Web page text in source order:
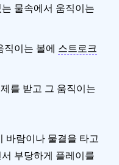
물속에서 움직이는
직이는 볼에 스트로크
를 받고 그 움직이는
바람이나 물결을 타고
부당하게 플레이를